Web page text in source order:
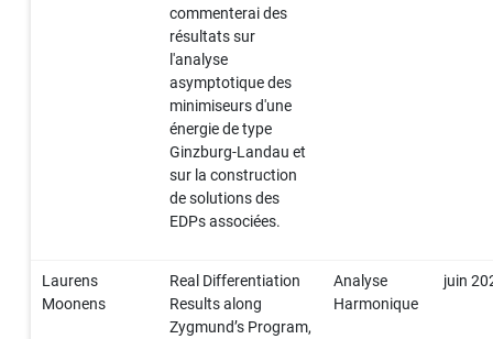
commenterai des
résultats sur
l'analyse
asymptotique des
minimiseurs d'une
énergie de type
Ginzburg-Landau et
sur la construction
de solutions des
EDPs associées.
Laurens
Moonens
Real Differentiation
Results along
Zygmund’s Program,
Analyse
Harmonique
juin